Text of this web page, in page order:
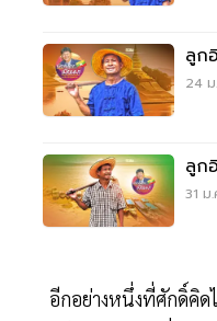
ลูก
24
ลูก
31
อีกอย่างหนึ่งที่ศักดิ์คิด